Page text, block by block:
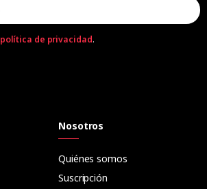
política de privacidad.
Nosotros
Quiénes somos
Suscripción